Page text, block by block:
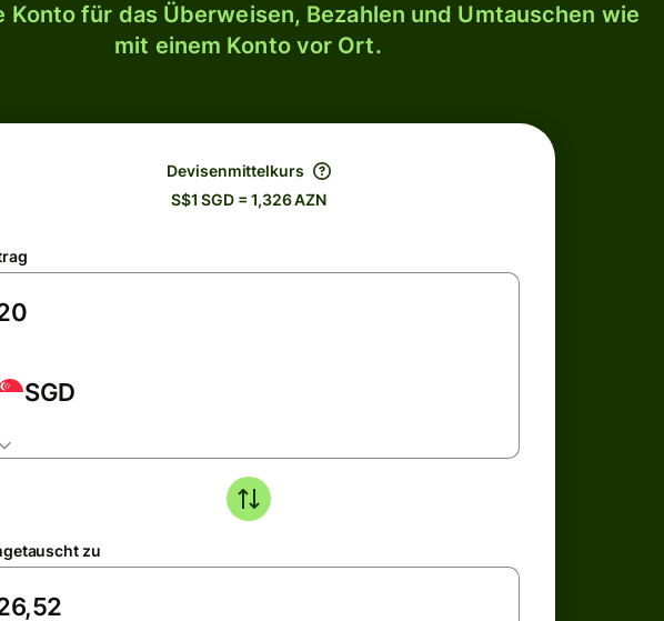
Konto für das Überweisen, Bezahlen und Umtauschen wie
mit einem Konto vor Ort.
Devisenmittelkurs
S$1 SGD = 1,326 AZN
SGD
zu